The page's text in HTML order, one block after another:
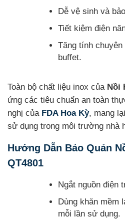
Dễ vệ sinh và
Tiết kiệm điện
Tăng tính
buffet.
Toàn bộ chất liệu inox của Nồi
ứng các tiêu chuẩn an toàn
nghị của FDA Hoa Kỳ, mang
sử dụng trong môi trường nhà
Hướng Dẫn Bảo Quản
QT4801
Ngắt nguồn điện
Dùng khăn mềm
mỗi lần sử dụng.